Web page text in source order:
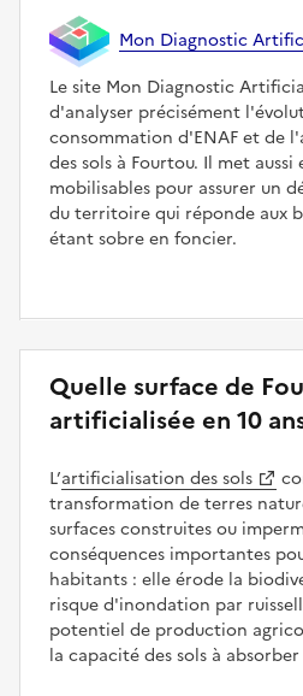
Mon Diagnostic
Le site Mon Diagnostic
d'analyser précisément
consommation d'ENAF et de
des sols à Fourtou. Il met
mobilisables pour assurer un
du territoire qui réponde aux
étant sobre en foncier.
Quelle surface de
artificialisée en 10
L’artificialisation des sols
transformation de terres
surfaces construites ou
conséquences importantes
habitants : elle érode la
risque d'inondation par
potentiel de production
la capacité des sols à